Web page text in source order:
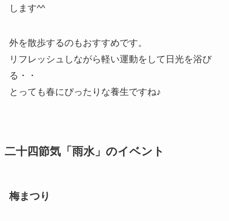
します^^
外を散歩するのもおすすめです。
リフレッシュしながら軽い運動をして日光を浴び
る・・
とっても春にぴったりな養生ですね♪
二十四節気「雨水」のイベント
梅まつり